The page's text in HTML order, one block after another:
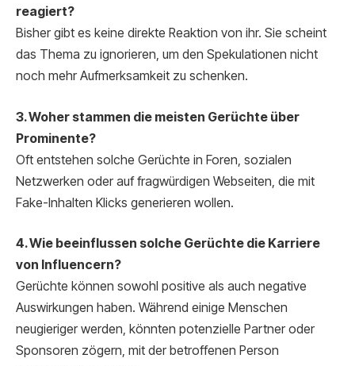
reagiert?
Bisher gibt es keine direkte Reaktion von ihr. Sie scheint
das Thema zu ignorieren, um den Spekulationen nicht
noch mehr Aufmerksamkeit zu schenken.
3. Woher stammen die meisten Gerüchte über
Prominente?
Oft entstehen solche Gerüchte in Foren, sozialen
Netzwerken oder auf fragwürdigen Webseiten, die mit
Fake-Inhalten Klicks generieren wollen.
4. Wie beeinflussen solche Gerüchte die Karriere
von Influencern?
Gerüchte können sowohl positive als auch negative
Auswirkungen haben. Während einige Menschen
neugieriger werden, könnten potenzielle Partner oder
Sponsoren zögern, mit der betroffenen Person